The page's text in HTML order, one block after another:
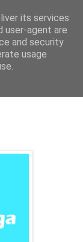
its services
user-agent are
and security
usage